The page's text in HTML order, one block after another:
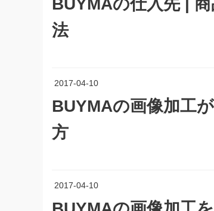
BUYMAの仕入先 |
法
2017-04-10
BUYMAの画像加工
方
2017-04-10